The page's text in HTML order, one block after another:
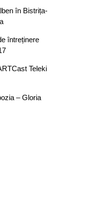
în Bistrița-
întreținere
Teleki
– Gloria